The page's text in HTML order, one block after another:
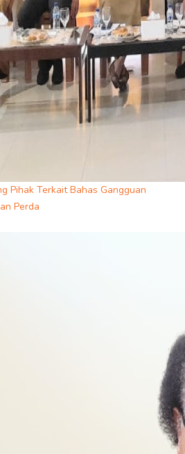
Pihak Terkait Bahas Gangguan
Perda